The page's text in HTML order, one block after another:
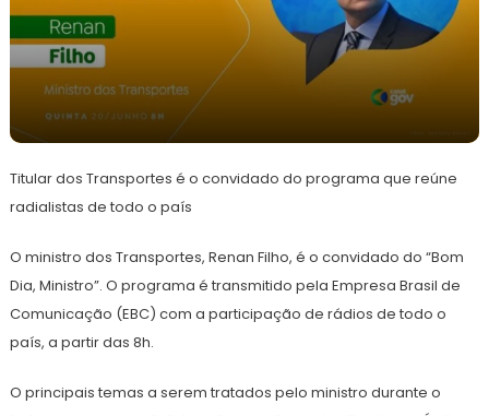
junho
de
Titular dos Transportes é o convidado do programa que reúne
radialistas de todo o país
O ministro dos Transportes, Renan Filho, é o convidado do “Bom
Dia, Ministro”. O programa é transmitido pela Empresa Brasil de
Comunicação (EBC) com a participação de rádios de todo o
país, a partir das 8h.
O principais temas a serem tratados pelo ministro durante o